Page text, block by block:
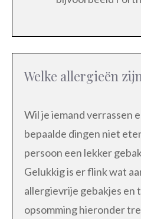
Welke allergieën
Wil je iemand verrassen
bepaalde dingen niet
persoon een lekker
Gelukkig is er flink wat
allergievrije gebakjes en
opsomming hieronder